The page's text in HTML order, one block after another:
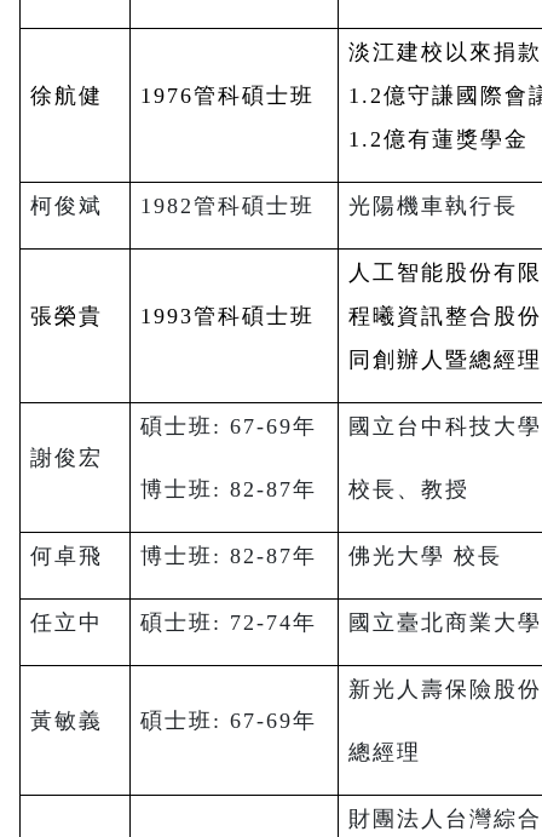
徐航健 1976管科碩士班
淡江建校以來捐
1.2億守謙國際會
1.2億有蓮獎學金
柯俊斌 1982管科碩士班 光陽機車執行長
張榮貴 1993管科碩士班
人工智能股份有
程曦資訊整合股
同創辦人暨總經理
謝俊宏
碩士班: 67-69年
博士班: 82-87年
國立台中科技大學
校長、教授
何卓飛 博士班: 82-87年 佛光大學 校長
任立中 碩士班: 72-74年 國立臺北商業大
黃敏義 碩士班: 67-69年
新光人壽保險股
總經理
財團法人台灣綜